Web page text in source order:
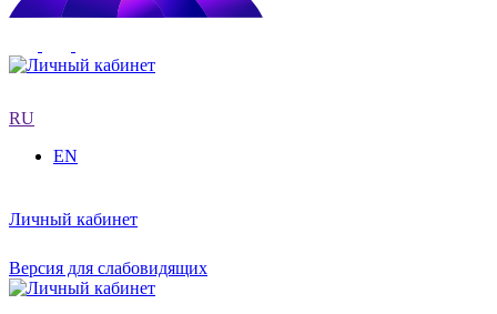
RU
EN
Личный кабинет
Версия для слабовидящих